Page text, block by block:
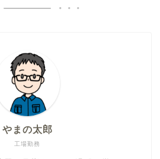
工場勤務
やまの太郎